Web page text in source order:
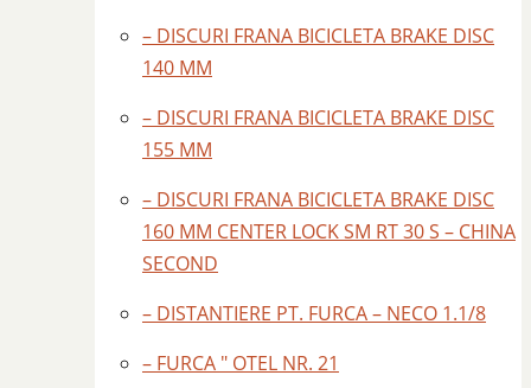
– DISCURI FRANA BICICLETA BRAKE DISC
140 MM
– DISCURI FRANA BICICLETA BRAKE DISC
155 MM
– DISCURI FRANA BICICLETA BRAKE DISC
160 MM CENTER LOCK SM RT 30 S – CHINA
SECOND
– DISTANTIERE PT. FURCA – NECO 1.1/8
– FURCA ″ OTEL NR. 21